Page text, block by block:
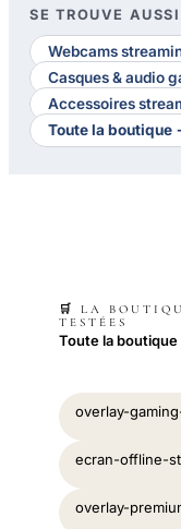
SE TROUVE
Webcams
Casques & audio
Accessoires
Toute la boutique
🛒 LA
TESTÉES
Toute la
overlay-
ecran-offline-
overlay-